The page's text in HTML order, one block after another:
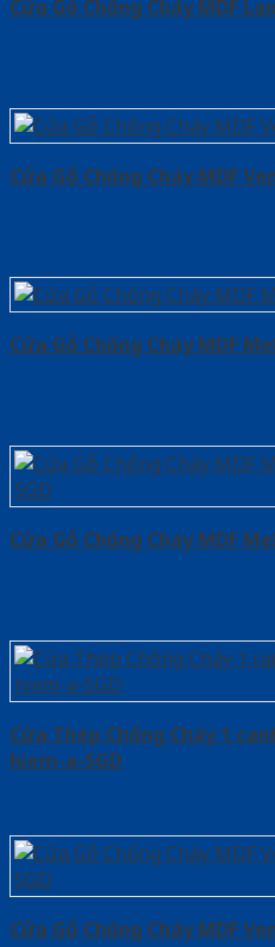
Cửa Gỗ Chống Cháy MDF
Cửa Gỗ Chống Cháy MDF
Cửa Gỗ Chống Cháy MDF
Cửa Gỗ Chống Cháy MDF
Cửa Thép Chống Cháy 1
hiem-a-SGD
Cửa Gỗ Chống Cháy MDF